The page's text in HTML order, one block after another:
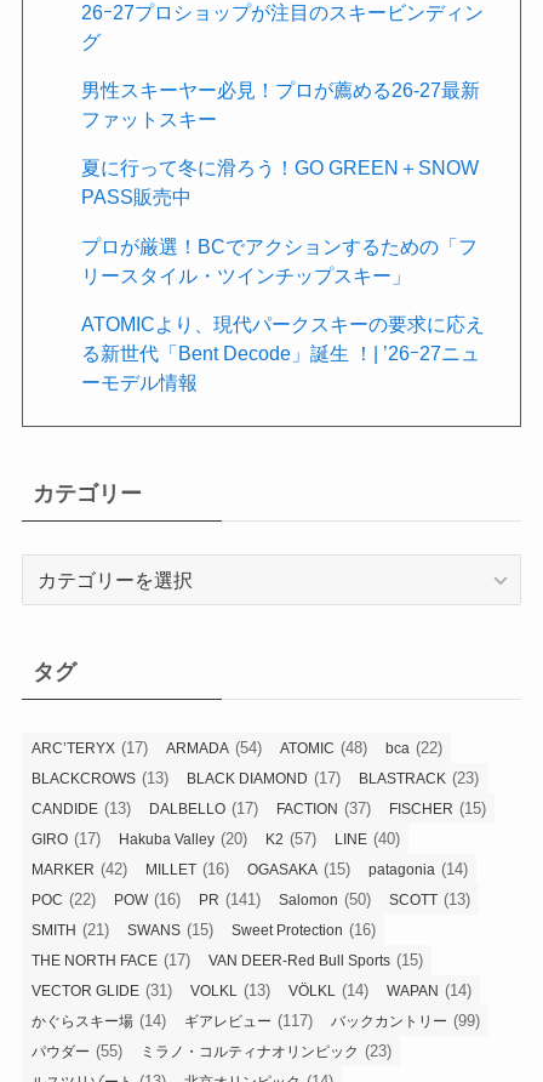
26ｰ27プロショップが注目のスキービンディン
グ
男性スキーヤー必見！プロが薦める26-27最新
ファットスキー
夏に行って冬に滑ろう！GO GREEN＋SNOW
PASS販売中
プロが厳選！BCでアクションするための「フ
リースタイル・ツインチップスキー」
ATOMICより、現代パークスキーの要求に応え
る新世代「Bent Decode」誕生 ！| ’26ｰ27ニュ
ーモデル情報
カテゴリー
ー
タグ
ARC’TERYX (17) ARMADA (54) ATOMIC (48) bca (22)
BLACKCROWS (13) BLACK DIAMOND (17) BLASTRACK (23)
CANDIDE (13) DALBELLO (17) FACTION (37) FISCHER (15)
GIRO (17) Hakuba Valley (20) K2 (57) LINE (40)
MARKER (42) MILLET (16) OGASAKA (15) patagonia (14)
POC (22) POW(16) PR (141) Salomon (50) SCOTT (13)
SMITH (21) SWANS (15) Sweet Protection (16)
THE NORTH FACE (17) VAN DEER-Red Bull Sports (15)
VECTOR GLIDE (31) VOLKL (13) VÖLKL (14) WAPAN (14)
かぐらスキー場 (14) ギアレビュー (117) バックカントリー (99)
パウダー (55) ミラノ・コルティナオリンピック (23)